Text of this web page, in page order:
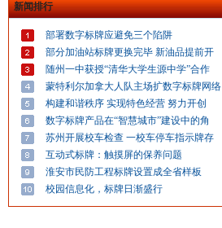
新闻排行
部署数字标牌应避免三个陷阱
部分加油站标牌更换完毕 新油品提前开
随州一中获授“清华大学生源中学”合作
蒙特利尔加拿大人队主场扩数字标牌网络
构建和谐秩序 实现特色经营 努力开创
数字标牌产品在“智慧城市”建设中的角
苏州开展校车检查 一校车停车指示牌存
互动式标牌：触摸屏的保养问题
淮安市民防工程标牌设置成全省样板
校园信息化，标牌日渐盛行